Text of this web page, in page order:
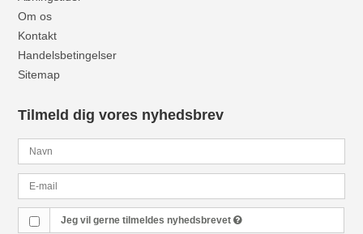
Om os
Kontakt
Handelsbetingelser
Sitemap
Tilmeld dig vores nyhedsbrev
Jeg vil gerne tilmeldes nyhedsbrevet